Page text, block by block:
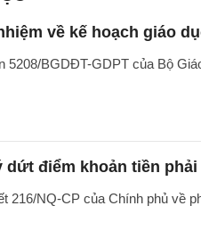
về kế hoạch giáo
5208/BGDĐT-GDPT của Bộ
dứt điểm khoản tiền
216/NQ-CP của Chính phủ về